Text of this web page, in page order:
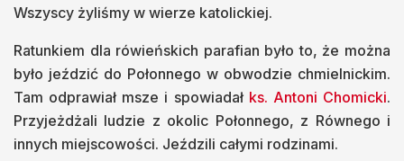
Wszyscy żyliśmy w wierze katolickiej.
Ratunkiem dla rówieńskich parafian było to, że można
było jeździć do Połonnego w obwodzie chmielnickim.
Tam odprawiał msze i spowiadał ks. Antoni Chomicki.
Przyjeżdżali ludzie z okolic Połonnego, z Równego i
innych miejscowości. Jeździli całymi rodzinami.